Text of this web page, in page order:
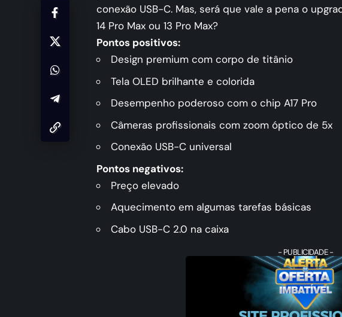
conexão USB-C. Mas, será que vale a pena o
14 Pro Max ou 13 Pro Max?
Pontos positivos:
Design premium com corpo de titânio
Tela OLED brilhante e colorida
Desempenho poderoso com o chip A17 Pro
Câmeras profissionais com zoom óptico de 5x
Conexão USB-C universal
Pontos negativos:
Preço elevado
Aquecimento em algumas tarefas básicas
Cabo USB-C 2.0 na caixa
- PUBLICIDADE -